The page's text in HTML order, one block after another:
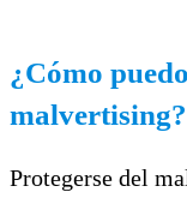
¿Cómo
malvertising?
Protegerse del